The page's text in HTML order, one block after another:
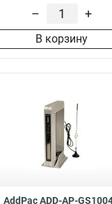
– +
В корзину
AddPac ADD-AP-